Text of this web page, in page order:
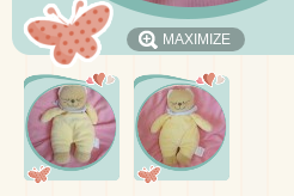
MAXIMIZE